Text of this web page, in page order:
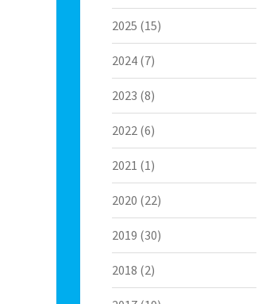
2025 (15)
2024(7)
2023 (8)
2022(6)
2021 (1)
2020 (22)
2019 (30)
2018 (2)